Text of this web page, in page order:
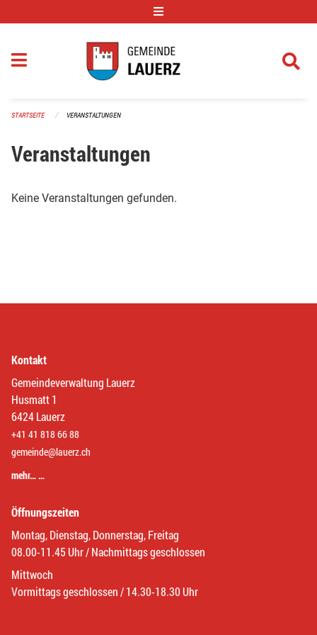
STARTSEITE VERANSTALTUNGEN
Veranstaltungen
Keine Veranstaltungen gefunden.
Kontakt
Gemeindeverwaltung Lauerz
Husmatt 1
6424 Lauerz
+41 41 818 66 88
gemeinde@lauerz.ch
mehr… …
Öffnungszeiten
Montag, Dienstag, Donnerstag, Freitag
08.00-11.45 Uhr / Nachmittags geschlossen
Mittwoch
Vormittags geschlossen / 14.30-18.30 Uhr